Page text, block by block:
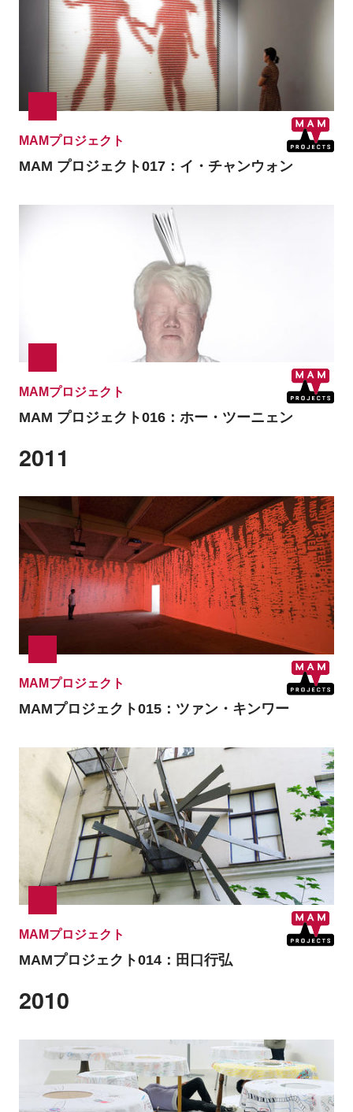
MAMプロジェクト
MAM プロジェクト017：イ・チャンウォン
MAMプロジェクト
MAM プロジェクト016：ホー・ツーニェン
2011
MAMプロジェクト
MAMプロジェクト015：ツァン・キンワー
MAMプロジェクト
MAMプロジェクト014：田口行弘
2010